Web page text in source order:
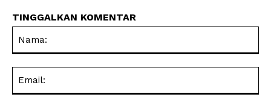
TINGGALKAN KOMENTAR